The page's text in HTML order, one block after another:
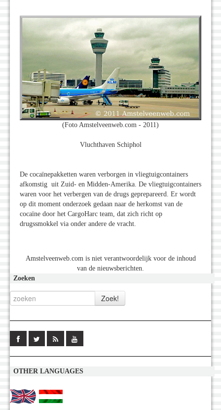
(Foto Amstelveenweb.com - 2011)
Vluchthaven Schiphol
De cocaïnepakketten waren verborgen in vliegtuigcontainers
afkomstig uit Zuid- en Midden-Amerika. De vliegtuigcontainers
waren voor het verbergen van de drugs geprepareerd. Er wordt
op dit moment onderzoek gedaan naar de herkomst van de
cocaïne door het CargoHarc team, dat zich richt op
drugssmokkel via onder andere de vracht.
Amstelveenweb.com is niet verantwoordelijk voor de inhoud
van de nieuwsberichten.
Zoeken
OTHER LANGUAGES